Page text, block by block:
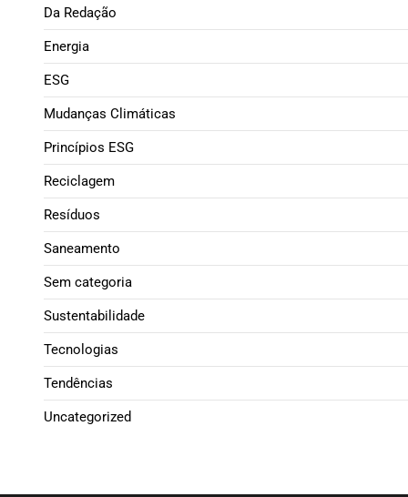
Da Redação
Energia
ESG
Mudanças Climáticas
Princípios ESG
Reciclagem
Resíduos
Saneamento
Sem categoria
Sustentabilidade
Tecnologias
Tendências
Uncategorized